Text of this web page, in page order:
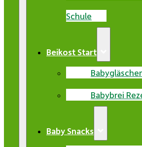
Schule
Beikost Start
Babybrei
Baby Snacks